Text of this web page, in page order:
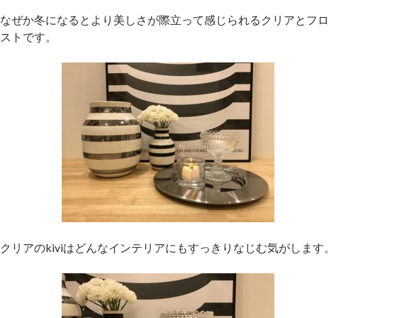
なぜか冬になるとより美しさが際立って感じられるクリアとフロ
ストです。
クリアのkiviはどんなインテリアにもすっきりなじむ気がします。